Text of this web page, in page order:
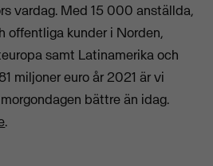
vardag. Med 15 000 anställda,
kunder i Norden,
samt Latinamerika och
miljoner euro år 2021 är vi
bättre än idag.
.